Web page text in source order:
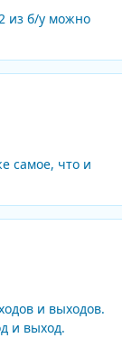
из б/у можно
самое, что и
и выходов.
и выход.